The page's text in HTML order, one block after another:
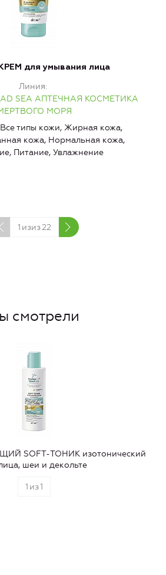
для умывания лица
Линия
SEA АПТЕЧНАЯ КОСМЕТИКА
МОРЯ
Все типы кожи, Жирная кожа,
кожа, Нормальная кожа,
Питание, Увлажнение
1 изиз22
смотрели
SOFT-ТОНИК изотонический
шеи и декольте
1 из1